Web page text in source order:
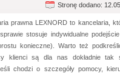
Stronę dodano:
prawna LEXNORD to kancelaria,
stosuje indywidualne
konieczne). Warto też
klienci są dla nas dokładnie tak
chodzi o szczegóły pomocy,